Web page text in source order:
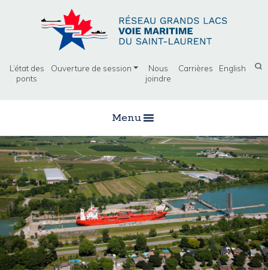
L’état des
ponts
Ouverture de session
Nous
joindre
Carrières English
Menu